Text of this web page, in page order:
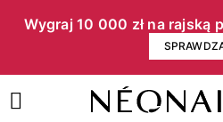
Wygraj 10 000 zł na rajską